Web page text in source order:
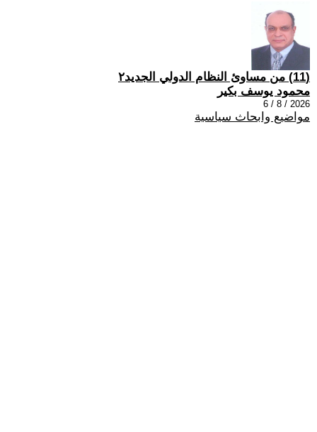
(11) من مساوئ النظام الدولي الجديد٢
محمود يوسف بكير
2026 / 8 / 6
مواضيع وابحاث سياسية